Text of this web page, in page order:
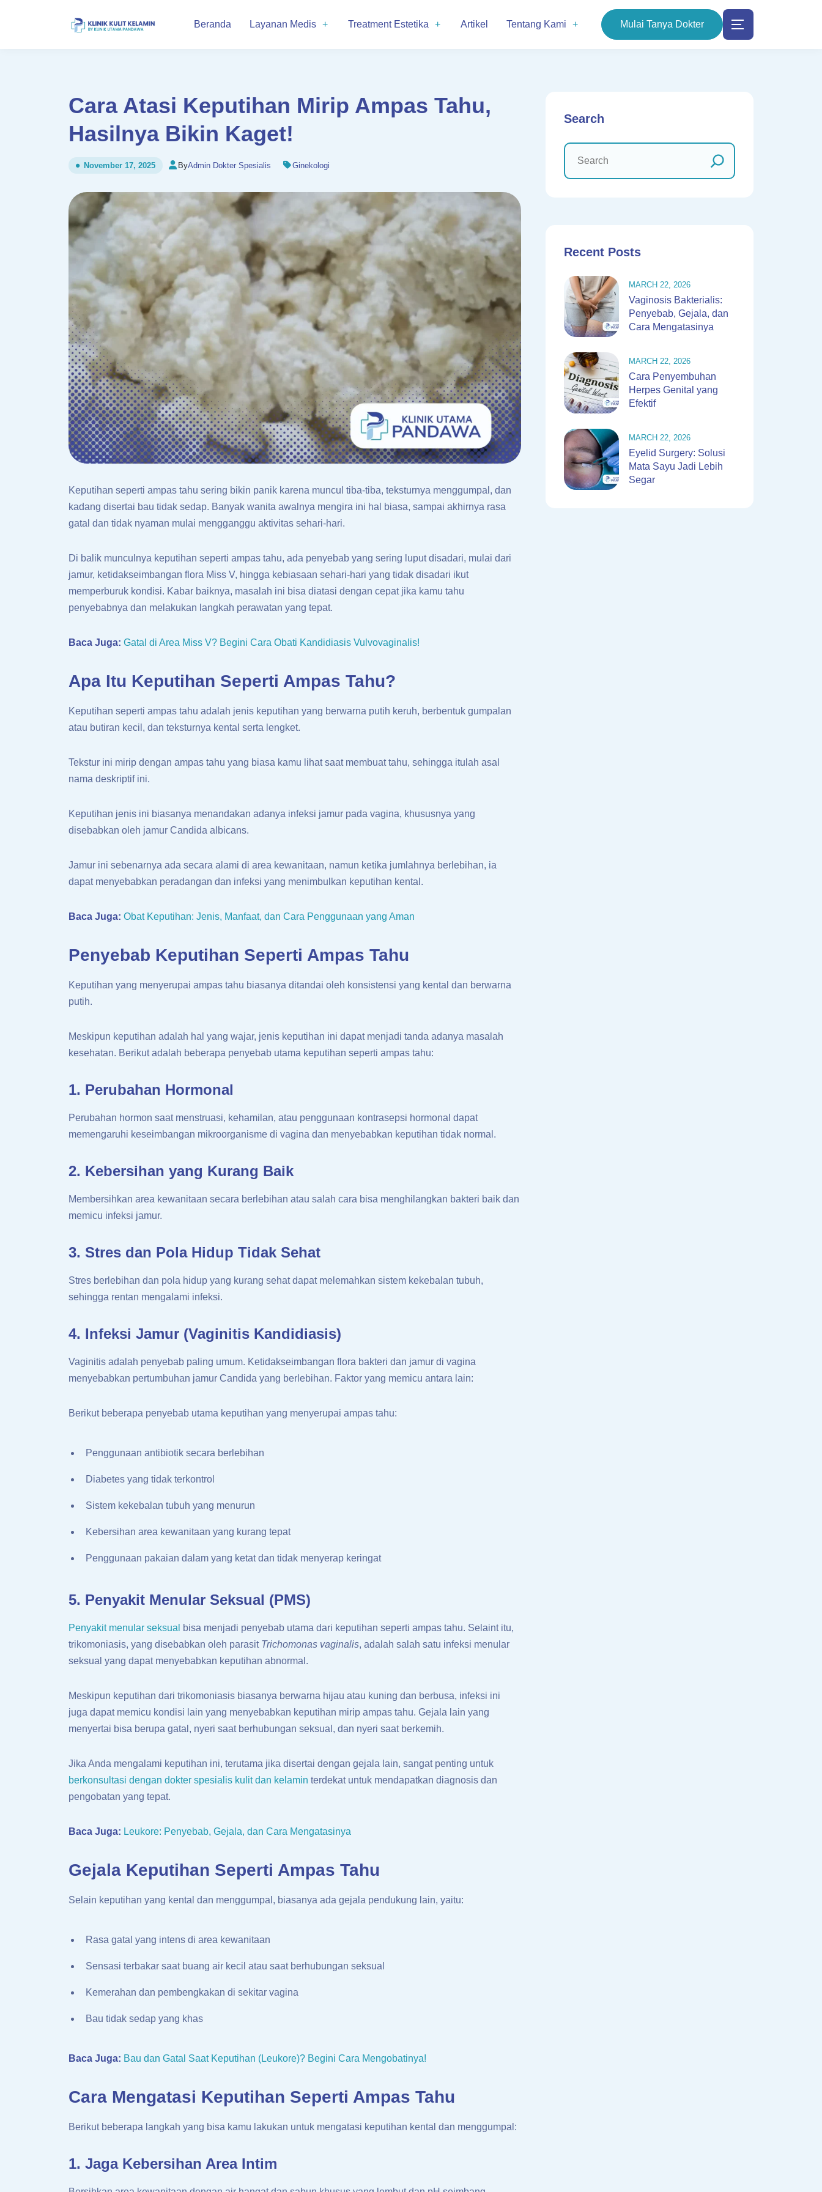
Beranda Layanan Medis Treatment Estetika Artikel Tentang Kami Mulai Tanya Dokter
Cara Atasi Keputihan Mirip Ampas Tahu,
Hasilnya Bikin Kaget!
November 17, 2025 ByAdmin Dokter Spesialis Ginekologi
Keputihan seperti ampas tahu sering bikin panik karena muncul tiba-tiba, teksturnya menggumpal, dan
kadang disertai bau tidak sedap. Banyak wanita awalnya mengira ini hal biasa, sampai akhirnya rasa
gatal dan tidak nyaman mulai mengganggu aktivitas sehari-hari.
Di balik munculnya keputihan seperti ampas tahu, ada penyebab yang sering luput disadari, mulai dari
jamur, ketidakseimbangan flora Miss V, hingga kebiasaan sehari-hari yang tidak disadari ikut
memperburuk kondisi. Kabar baiknya, masalah ini bisa diatasi dengan cepat jika kamu tahu
penyebabnya dan melakukan langkah perawatan yang tepat.
Baca Juga: Gatal di Area Miss V? Begini Cara Obati Kandidiasis Vulvovaginalis!
Apa Itu Keputihan Seperti Ampas Tahu?
Keputihan seperti ampas tahu adalah jenis keputihan yang berwarna putih keruh, berbentuk gumpalan
atau butiran kecil, dan teksturnya kental serta lengket.
Tekstur ini mirip dengan ampas tahu yang biasa kamu lihat saat membuat tahu, sehingga itulah asal
nama deskriptif ini.
Keputihan jenis ini biasanya menandakan adanya infeksi jamur pada vagina, khususnya yang
disebabkan oleh jamur Candida albicans.
Jamur ini sebenarnya ada secara alami di area kewanitaan, namun ketika jumlahnya berlebihan, ia
dapat menyebabkan peradangan dan infeksi yang menimbulkan keputihan kental.
Baca Juga: Obat Keputihan: Jenis, Manfaat, dan Cara Penggunaan yang Aman
Penyebab Keputihan Seperti Ampas Tahu
Keputihan yang menyerupai ampas tahu biasanya ditandai oleh konsistensi yang kental dan berwarna
putih.
Meskipun keputihan adalah hal yang wajar, jenis keputihan ini dapat menjadi tanda adanya masalah
kesehatan. Berikut adalah beberapa penyebab utama keputihan seperti ampas tahu:
1. Perubahan Hormonal
Perubahan hormon saat menstruasi, kehamilan, atau penggunaan kontrasepsi hormonal dapat
memengaruhi keseimbangan mikroorganisme di vagina dan menyebabkan keputihan tidak normal.
2. Kebersihan yang Kurang Baik
Membersihkan area kewanitaan secara berlebihan atau salah cara bisa menghilangkan bakteri baik dan
memicu infeksi jamur.
3. Stres dan Pola Hidup Tidak Sehat
Stres berlebihan dan pola hidup yang kurang sehat dapat melemahkan sistem kekebalan tubuh,
sehingga rentan mengalami infeksi.
4. Infeksi Jamur (Vaginitis Kandidiasis)
Vaginitis adalah penyebab paling umum. Ketidakseimbangan flora bakteri dan jamur di vagina
menyebabkan pertumbuhan jamur Candida yang berlebihan. Faktor yang memicu antara lain:
Berikut beberapa penyebab utama keputihan yang menyerupai ampas tahu:
Penggunaan antibiotik secara berlebihan
Diabetes yang tidak terkontrol
Sistem kekebalan tubuh yang menurun
Kebersihan area kewanitaan yang kurang tepat
Penggunaan pakaian dalam yang ketat dan tidak menyerap keringat
5. Penyakit Menular Seksual (PMS)
Penyakit menular seksual
bisa menjadi penyebab utama dari keputihan seperti ampas tahu. Selaint itu,
trikomoniasis, yang disebabkan oleh parasit Trichomonas vaginalis, adalah salah satu infeksi menular
seksual yang dapat menyebabkan keputihan abnormal.
Meskipun keputihan dari trikomoniasis biasanya berwarna hijau atau kuning dan berbusa, infeksi ini
juga dapat memicu kondisi lain yang menyebabkan keputihan mirip ampas tahu. Gejala lain yang
menyertai bisa berupa gatal, nyeri saat berhubungan seksual, dan nyeri saat berkemih.
Jika Anda mengalami keputihan ini, terutama jika disertai dengan gejala lain, sangat penting untuk
berkonsultasi dengan dokter spesialis kulit dan kelamin terdekat untuk mendapatkan diagnosis dan
pengobatan yang tepat.
Baca Juga: Leukore: Penyebab, Gejala, dan Cara Mengatasinya
Gejala Keputihan Seperti Ampas Tahu
Selain keputihan yang kental dan menggumpal, biasanya ada gejala pendukung lain, yaitu:
Rasa gatal yang intens di area kewanitaan
Sensasi terbakar saat buang air kecil atau saat berhubungan seksual
Kemerahan dan pembengkakan di sekitar vagina
Bau tidak sedap yang khas
Baca Juga: Bau dan Gatal Saat Keputihan (Leukore)? Begini Cara Mengobatinya!
Cara Mengatasi Keputihan Seperti Ampas Tahu
Berikut beberapa langkah yang bisa kamu lakukan untuk mengatasi keputihan kental dan menggumpal:
1. Jaga Kebersihan Area Intim
Search
Recent Posts
MARCH 22, 2026
Vaginosis Bakterialis:
Penyebab, Gejala, dan
Cara Mengatasinya
MARCH 22, 2026
Cara Penyembuhan
Herpes Genital yang
Efektif
MARCH 22, 2026
Eyelid Surgery: Solusi
Mata Sayu Jadi Lebih
Segar